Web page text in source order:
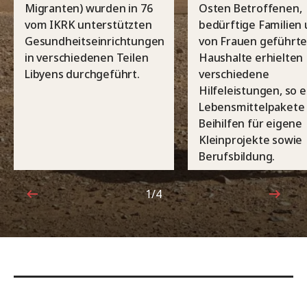
Migranten) wurden in 76
vom IKRK unterstützten
Gesundheitseinrichtungen
in verschiedenen Teilen
Libyens durchgeführt.
Osten Betroffenen,
bedürftige Familien
von Frauen geführte
Haushalte erhielten
verschiedene
Hilfeleistungen, so
Lebensmittelpakete
Beihilfen für eigene
Kleinprojekte sowie
Berufsbildung.
1von4
1/4